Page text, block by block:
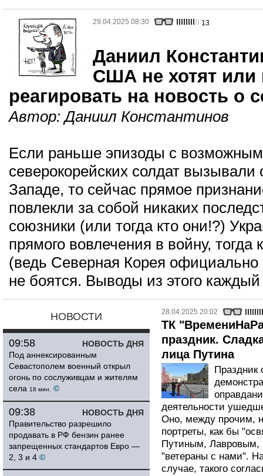
29.04.2025 08:30 13
Даниил
США не хотят или
реагировать на новость о
Автор:Даниил Константинов
Если раньше эпизоды с
северокорейских солдат
Западе, то сейчас прямое
повлекли за собой никаких
союзники (или тогда кто они!?)
прямого вовлечения в войну, тогда
(ведь Северная Корея официально
не боятся. Выводы из этого
НОВОСТИ
НОВОСТЬ ДНЯ
09:58
Под аннексированным
Севастополем военный открыл
огонь по сослуживцам и жителям
села 18 мин. ©
НОВОСТЬ ДНЯ
09:38
Правительство разрешило
продавать в РФ бензин ранее
запрещенных стандартов Евро —
2, 3 и 4 ©
28.04.2025 20:02
ТК
праздник.
лица Путина
Праздник
деятельности
Оно, между прочим,
портреты, как бы
Путиным, Лавровым,
"ветераны с нами".
случае, такого